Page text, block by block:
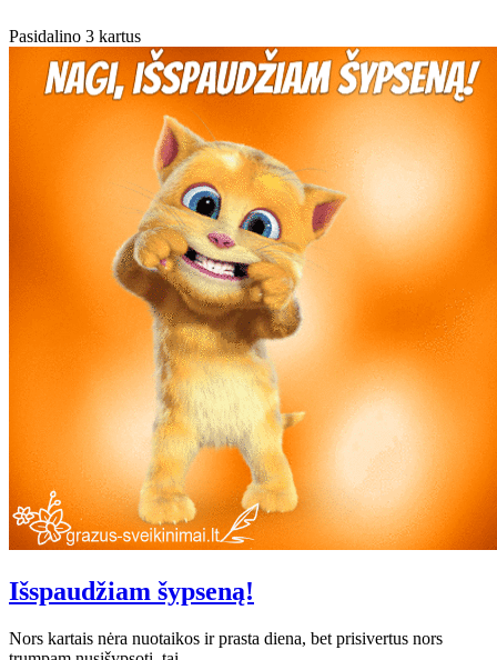
Pasidalino 3 kartus
Išspaudžiam šypseną!
Nors kartais nėra nuotaikos ir prasta diena, bet prisivertus nors